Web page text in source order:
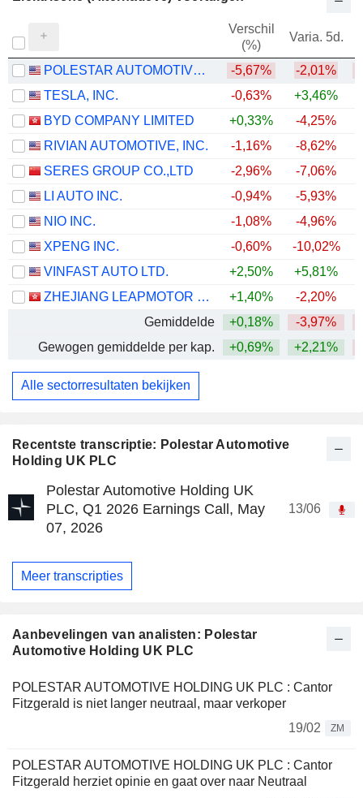
Recentste transcriptie: Polestar Automotive
Holding UK PLC
Polestar Automotive Holding UK
PLC, Q1 2026 Earnings Call, May
07, 2026
13/06
Meer transcripties
Aanbevelingen van analisten: Polestar
Automotive Holding UK PLC
POLESTAR AUTOMOTIVE HOLDING UK PLC : Cantor
Fitzgerald is niet langer neutraal, maar verkoper
19/02
ZM
POLESTAR AUTOMOTIVE HOLDING UK PLC : Cantor
Fitzgerald herziet opinie en gaat over naar Neutraal
Verschil
(%)
Varia. 5d.
POLESTAR AUTOMOTIVE HOLDING UK PLC -5,67% -2,01%
TESLA, INC.
-0,63% +3,46%
BYD COMPANY LIMITED
+0,33% -4,25%
RIVIAN AUTOMOTIVE, INC.
-1,16% -8,62%
SERES GROUP CO.,LTD
-2,96% -7,06%
LI AUTO INC.
-0,94% -5,93%
NIO INC.
-1,08% -4,96%
XPENG INC.
-0,60% -10,02%
VINFAST AUTO LTD.
+2,50% +5,81%
ZHEJIANG LEAPMOTOR TECHNOLOGY CO., LTD.
+1,40% -2,20%
Gemiddelde
+0,18% -3,97%
Gewogen gemiddelde per kap.
+0,69% +2,21%
Alle sectorresultaten bekijken